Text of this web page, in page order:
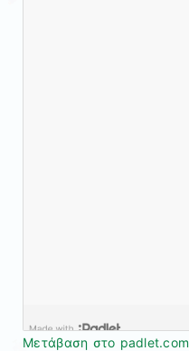
Μετάβαση στο padlet.com